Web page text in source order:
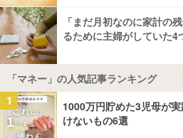
「まだ月初なのに家計の
るために主婦がしていた4
「マネー」の人気記事ランキング
1
1000万円貯めた3児母が
けないもの6選